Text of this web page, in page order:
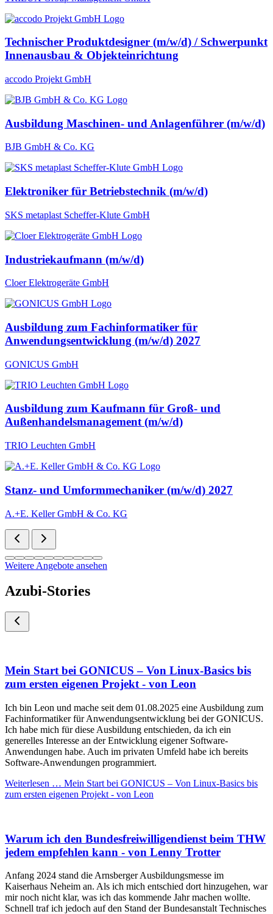
Technischer Produktdesigner (m/w/d) / Schwerpunkt
Innenausbau & Objekteinrichtung
accodo Projekt GmbH
Ausbildung Maschinen- und Anlagenführer (m/w/d)
BJB GmbH & Co. KG
Elektroniker für Betriebstechnik (m/w/d)
SKS metaplast Scheffer-Klute GmbH
Industriekaufmann (m/w/d)
Cloer Elektrogeräte GmbH
Ausbildung zum Fachinformatiker für
Anwendungsentwicklung (m/w/d) 2027
GONICUS GmbH
Ausbildung zum Kaufmann für Groß- und
Außenhandelsmanagement (m/w/d)
TRIO Leuchten GmbH
Stanz- und Umformmechaniker (m/w/d) 2027
A.+E. Keller GmbH & Co. KG
Weitere Angebote ansehen
Azubi-Stories
Mein Start bei GONICUS – Von Linux-Basics bis
zum ersten eigenen Projekt - von Leon
Ich bin Leon und mache seit dem 01.08.2025 eine Ausbildung zum
Fachinformatiker für Anwendungsentwicklung bei der GONICUS.
Ich habe mich für diese Ausbildung entschieden, da ich ein
generelles Interesse an der Entwicklung eigener Software-
Anwendungen habe. Auch im privaten Umfeld habe ich bereits
Software-Anwendungen programmiert.
Weiterlesen … Mein Start bei GONICUS – Von Linux-Basics bis
zum ersten eigenen Projekt - von Leon
Warum ich den Bundesfreiwilligendienst beim THW
jedem empfehlen kann - von Lenny Trotter
Anfang 2024 stand die Arnsberger Ausbildungsmesse im
Kaiserhaus Neheim an. Als ich mich entschied dort hinzugehen, war
mir noch nicht klar, was ich das kommende Jahr machen wollte.
Schnell traf ich jedoch auf den Stand der Bundesanstalt Technisches